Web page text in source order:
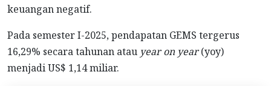
keuangan negatif.
Pada semester I-2025, pendapatan GEMS tergerus
16,29% secara tahunan atau year on year(yoy)
menjadi US$ 1,14 miliar.